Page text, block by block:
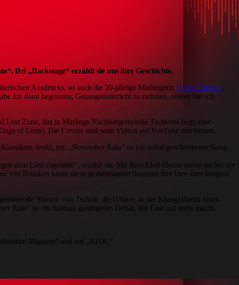
Bei „Backstage“ erzählt sie uns ihre Geschichte.
Ausdrucks, so auch die 20-jährige Marlingerin Sophie Tscholl.
ich dann begonnen, Gesangsunterricht zu nehmen, seither bin ich
Lost Zone, das in Marlings Nachbargemeinde Tscherms liegt, eine
of Leon). Die Covers sind samt Videos auf YouTube erschienen.
denkt, irrt. „November Rain“ ist ein selbst geschriebener Song
dem Lied zugrunde“, erzählt sie. Mit ihrer Lied-Skizze nahm sie bei der
Brünken baute sie in gemeinsamen Sessions ihre Idee zum fertigen
Stimme von Tscholl, die Gitarre, in der Klangästhetik eines
Rain“ ist ein rundum gelungenes Debüt, das Lust auf mehr macht.
Magazin“ und auf „STOL“.